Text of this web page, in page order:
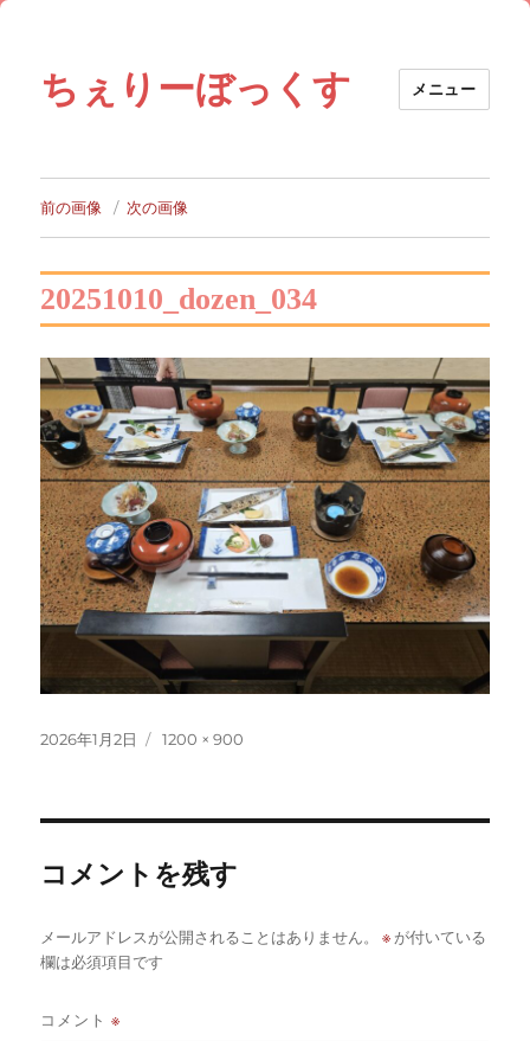
ちぇりーぼっくす メニュー
前の画像 次の画像
20251010_dozen_034
投
2026年1月2日
フ
1200 × 900
コメントを残す
メールアドレスが公開されることはありません。 ※ が付いている
欄は必須項目です
コメント※